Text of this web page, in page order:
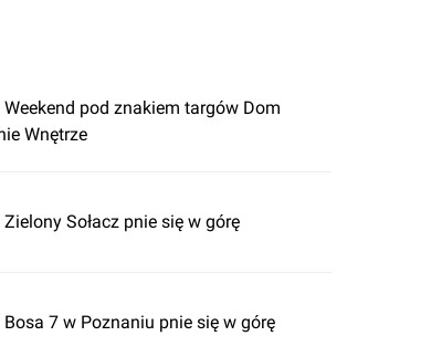
Weekend pod znakiem targów Dom
Wnętrze
Zielony Sołacz pnie się w górę
Bosa 7 w Poznaniu pnie się w górę